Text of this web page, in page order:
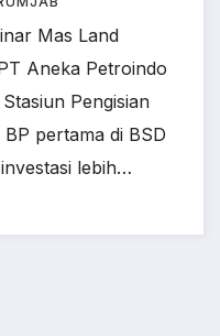
Mas Land
Aneka Petroindo
Pengisian
pertama di BSD
lebih…